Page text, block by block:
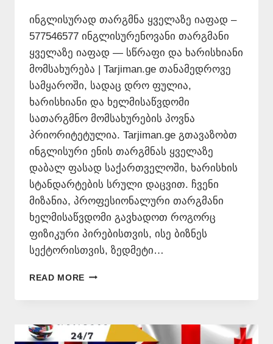
ინგლისურად თარგმნა ყველაზე იაფად –
577546577 ინგლისურენოვანი თარგმანი
ყველაზე იაფად — სწრაფი და ხარისხიანი
მომსახურება | Tarjiman.ge თანამედროვე
სამყაროში, სადაც დრო ფულია,
ხარისხიანი და ხელმისაწვდომი
სათარგმნო მომსახურების პოვნა
პრიორიტეტულია. Tarjiman.ge გთავაზობთ
ინგლისური ენის თარგმნას ყველაზე
დაბალ ფასად საქართველოში, ხარისხის
სტანდარტების სრული დაცვით. ჩვენი
მიზანია, პროფესიონალური თარგმანი
ხელმისაწვდომი გავხადოთ როგორც
ფიზიკური პირებისთვის, ისე ბიზნეს
სექტორისთვის, ზედმეტი…
READ MORE ᲘᲜᲒᲚᲘᲡᲣᲠᲐᲓ
ᲧᲕᲔᲚᲐᲖᲔ
–
577546577